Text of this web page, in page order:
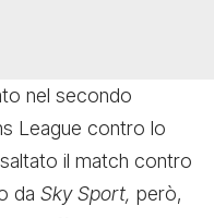
nel secondo
League contro lo
il match contro
da Sky Sport, però,